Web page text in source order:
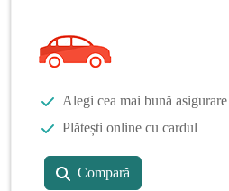
Alegi cea mai bună asigurare
Plătești online cu cardul
Compară